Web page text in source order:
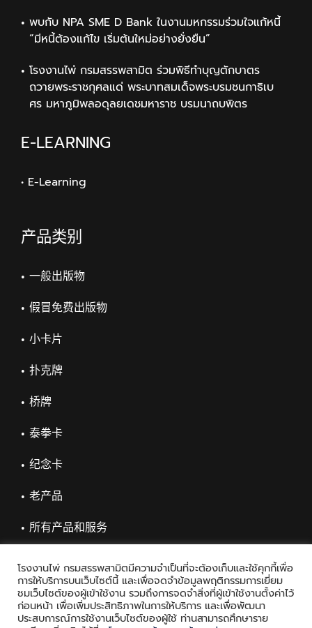
พบกับ NPA SME D Bank ในงานมหกรรมร่วมใจแก้หนี้
“มีหนี้ต้องแก้ไข เริ่มต้นใหม่อย่างยั่งยืน”
โรงงานไพ่ กรมสรรพสามิต ร่วมพิธีทำบุญตักบาตร
ถวายพระราชกุศลแด่ พระบาทสมเด็จพระบรมชนกาธิเบ
ศร มหาภูมิพลอดุลยเดชมหาราช บรมนาถบพิตร
E-LEARNING
• E-Learning
产品类别
一般出版物
假冒免费出版物
小卡片
扑克牌
桥牌
泰拳卡
纪念卡
老产品
所有产品和服务
โรงงานไพ่ กรมสรรพสามิตมีความจำเป็นที่จะต้องเก็บและใช้คุกกี้เพื่อ
การให้บริการบนเว็บไซต์นี้ และเพื่อจดจำข้อมูลพฤติกรรมการเยี่ยม
ชมเว็บไซต์ของผู้เข้าใช้งาน รวมถึงการจดจำสิ่งที่ผู้เข้าใช้งานตั้งค่าไว้
ก่อนหน้า เพื่อเพิ่มประสิทธิภาพในการให้บริการ และเพื่อพัฒนา
ประสบการณ์การใช้งานเว็บไซต์ของผู้ใช้ ท่านสามารถศึกษาราย